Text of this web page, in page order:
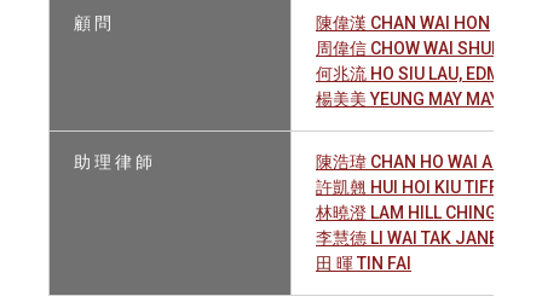
顧 問
陳偉漢 CHAN WAI HON
周偉信 CHOW WAI SHUN
何兆流 HO SIU LAU, EDMUND
楊美美 YEUNG MAY MAY,
助 理 律 師
陳浩瑋 CHAN HO WAI ALEX
許凱翹 HUI HOI KIU TIFFANY
林曉澄 LAM HILL CHING
李慧德 LI WAI TAK JANE
田 暉 TIN FAI